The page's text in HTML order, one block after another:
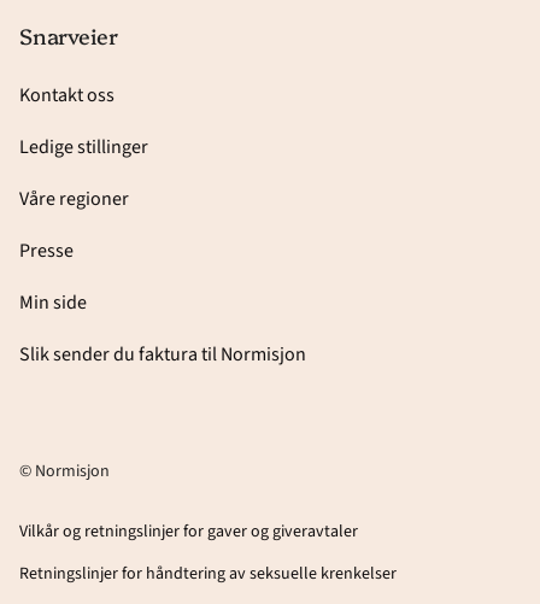
Snarveier
Kontakt oss
Ledige stillinger
Våre regioner
Presse
Min side
Slik sender du faktura til Normisjon
© Normisjon
Vilkår og retningslinjer for gaver og giveravtaler
Retningslinjer for håndtering av seksuelle krenkelser